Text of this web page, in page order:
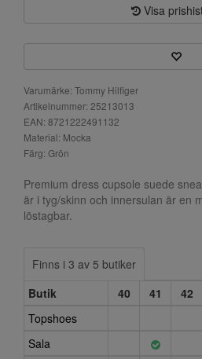
Visa
Varumärke: Tommy Hilfiger
Artikelnummer: 25213013
EAN: 8721222491132
Material: Mocka
Färg: Grön
Premium dress cupsole suede
är i tyg/skinn och innersulan är en
löstagbar.
Finns i 3 av 5 butiker
Butik
40 41 42
Topshoes
Sala